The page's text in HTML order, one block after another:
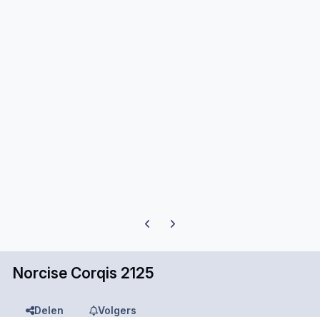
Previous carousel slide
Next carousel slide
Norcise Corqis 2125
Delen
Volgers